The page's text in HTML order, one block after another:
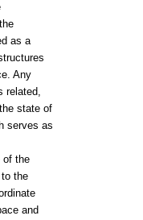
as a
Any
related,
state of
serves as
of the
the
and